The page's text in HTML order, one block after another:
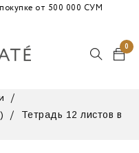
от 500 000 СУМ
0
/
/
Тетрадь 12 листов в